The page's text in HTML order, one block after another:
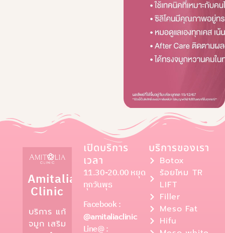
Amitalia
Clinic
บริการ แก้
จมูก เสริม
เปิดบริการ
เวลา
11.30-20.00 หยุด
ทุกวันพุธ
Facebook :
@amitaliaclinic
Line@ :
บริการของเรา
Botox
ร้อยไหม TR
LIFT
Filler
Meso Fat
Hifu